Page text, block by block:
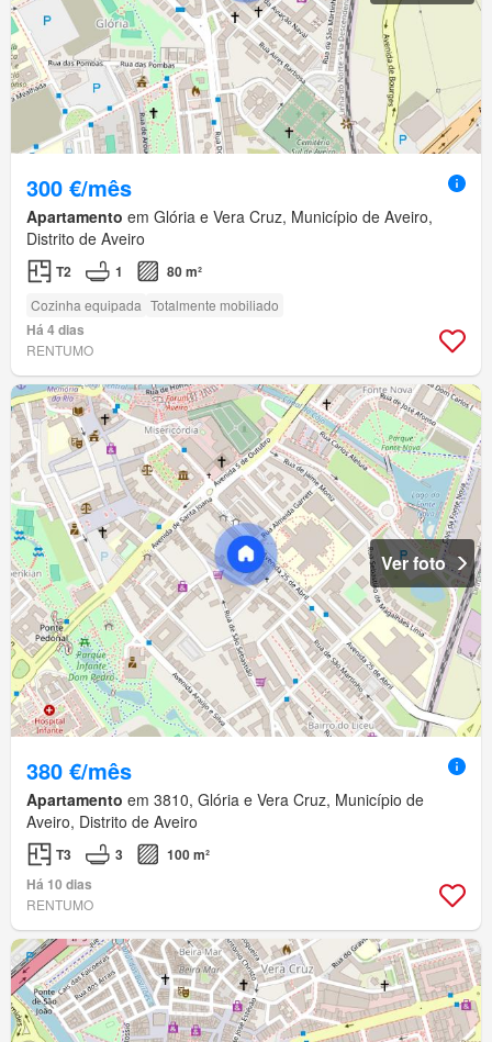
300 €/mês
Apartamento em Glória e Vera Cruz, Município de Aveiro,
Distrito de Aveiro
T2 1 80 m²
Cozinha equipada Totalmente mobiliado
Há 4 dias
RENTUMO
Ver foto
380 €/mês
Apartamento em 3810, Glória e Vera Cruz, Município de
Aveiro, Distrito de Aveiro
T3 3
100 m²
Há 10 dias
RENTUMO